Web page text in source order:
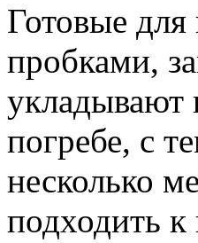
Готовые
пробками,
укладывают
погребе, с
несколько
подходить